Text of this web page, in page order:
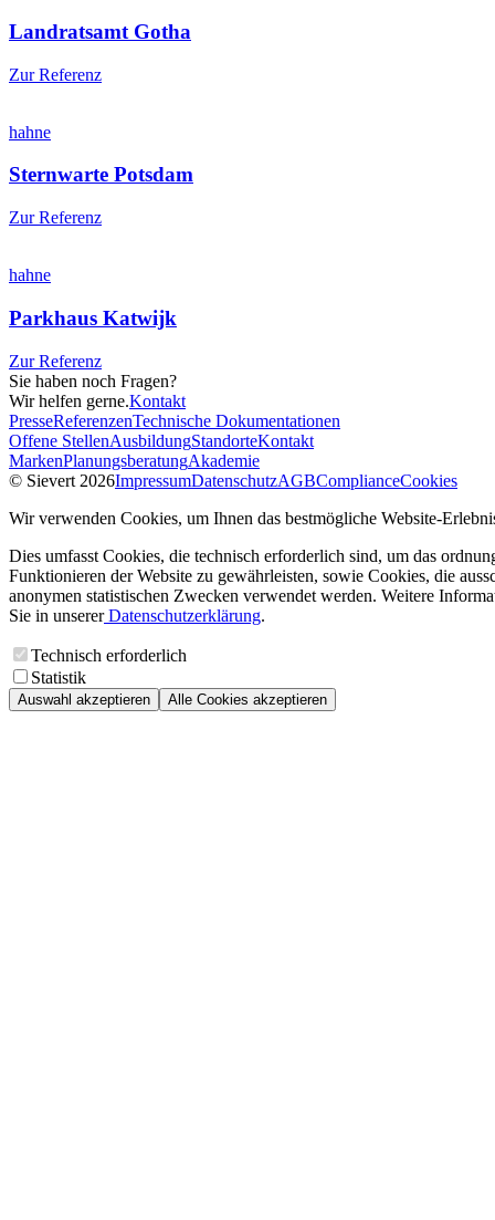
Landratsamt Gotha
Zur Referenz
hahne
Sternwarte Potsdam
Zur Referenz
hahne
Parkhaus Katwijk
Zur Referenz
Sie haben noch Fragen?
Wir helfen gerne.Kontakt
PresseReferenzenTechnische Dokumentationen
Offene StellenAusbildungStandorteKontakt
MarkenPlanungsberatungAkademie
© Sievert 2026ImpressumDatenschutzAGBComplianceCookies
Wir verwenden Cookies, um Ihnen das bestmögliche Website-
Dies umfasst Cookies, die technisch erforderlich sind, um das
Funktionieren der Website zu gewährleisten, sowie Cookies, die
anonymen statistischen Zwecken verwendet werden. Weitere
Sie in unsererDatenschutzerklärung.
Technisch erforderlich
Statistik
Auswahl akzeptieren Alle Cookies akzeptieren